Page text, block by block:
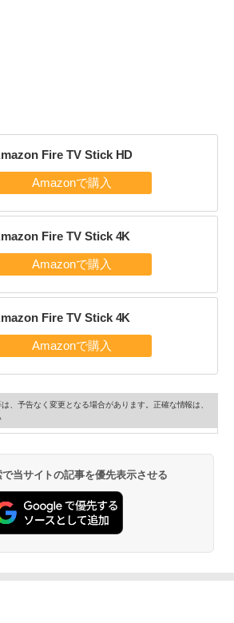
Fire TV Stick HD
Fire TV Stick 4K
Fire TV Stick 4K
、予告なく変更となる場合があります。正確な情報は、
当サイトの記事を優先表示させる